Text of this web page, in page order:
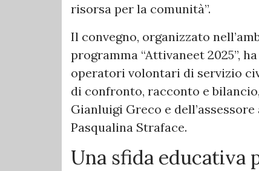
risorsa per la comunità”.
Il convegno, organizzato
programma “Attivaneet 2025”,
operatori volontari di servizio
di confronto, racconto e
Gianluigi Greco e
Pasqualina Straface.
Una sfida educativa